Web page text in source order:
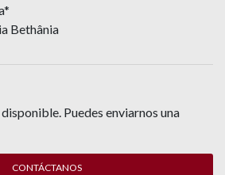
Bethânia
Puedes enviarnos una
CONTÁCTANOS